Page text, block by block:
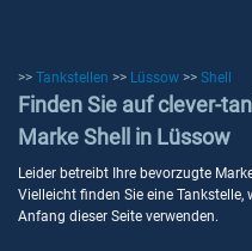
>> Tankstellen >> Lüssow >> Shell
Finden Sie auf clever-
Marke Shell in Lüssow
Leider betreibt Ihre bevorzugte
Vielleicht finden Sie eine Tankstelle,
Anfang dieser Seite verwenden.